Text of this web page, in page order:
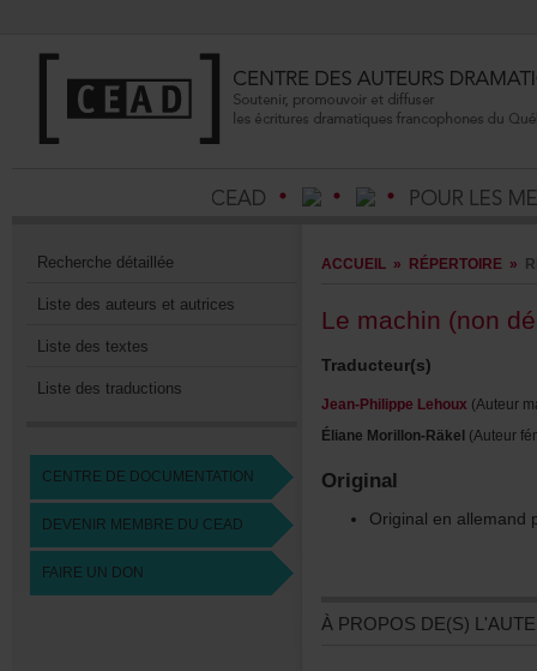
Recherchedétaillée
Listedesauteursetautrices
Listedestextes
Listedestraductions
CENTREDEDOCUMENTATION
DEVENIRMEMBREDUCEAD
FAIREUNDON
ACCUEIL» RÉPERTOIRE»
Traducteur(s)
Jean-PhilippeLehoux
ÉlianeMorillon-Räkel
Original